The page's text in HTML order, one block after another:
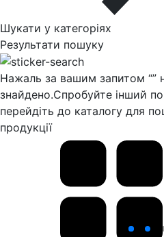
Шукати у категоріях
Результати пошуку
Нажаль за вашим запитом “”
знайдено.Спробуйте інший
перейдіть до каталогу для
продукції